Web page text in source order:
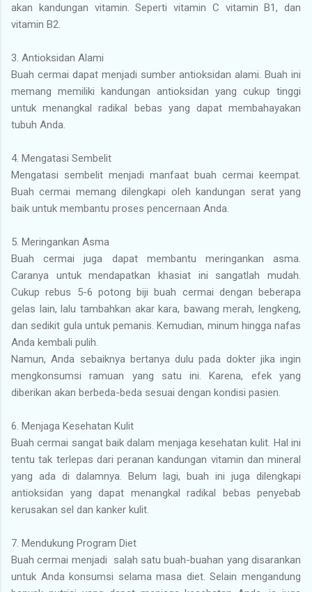
akan kandungan vitamin. Seperti vitamin C vitamin B1, dan
vitamin B2.
3. Antioksidan Alami
Buah cermai dapat menjadi sumber antioksidan alami. Buah ini
memang memiliki kandungan antioksidan yang cukup tinggi
untuk menangkal radikal bebas yang dapat membahayakan
tubuh Anda.
4. Mengatasi Sembelit
Mengatasi sembelit menjadi manfaat buah cermai keempat.
Buah cermai memang dilengkapi oleh kandungan serat yang
baik untuk membantu proses pencernaan Anda.
5. Meringankan Asma
Buah cermai juga dapat membantu meringankan asma.
Caranya untuk mendapatkan khasiat ini sangatlah mudah.
Cukup rebus 5-6 potong biji buah cermai dengan beberapa
gelas lain, lalu tambahkan akar kara, bawang merah, lengkeng,
dan sedikit gula untuk pemanis. Kemudian, minum hingga nafas
Anda kembali pulih.
Namun, Anda sebaiknya bertanya dulu pada dokter jika ingin
mengkonsumsi ramuan yang satu ini. Karena, efek yang
diberikan akan berbeda-beda sesuai dengan kondisi pasien.
6. Menjaga Kesehatan Kulit
Buah cermai sangat baik dalam menjaga kesehatan kulit. Hal ini
tentu tak terlepas dari peranan kandungan vitamin dan mineral
yang ada di dalamnya. Belum lagi, buah ini juga dilengkapi
antioksidan yang dapat menangkal radikal bebas penyebab
kerusakan sel dan kanker kulit.
7. Mendukung Program Diet
Buah cermai menjadi salah satu buah-buahan yang disarankan
untuk Anda konsumsi selama masa diet. Selain mengandung